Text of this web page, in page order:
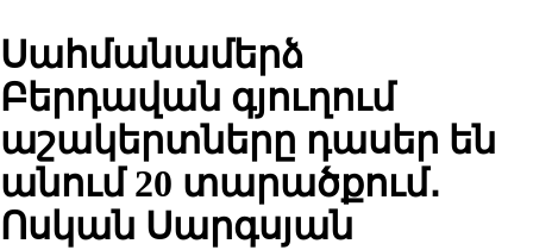
Սահմանամերձ
Բերդավան գյուղում
աշակերտները դասեր են
անում 20 տարածքում․
Ոսկան Սարգսյան